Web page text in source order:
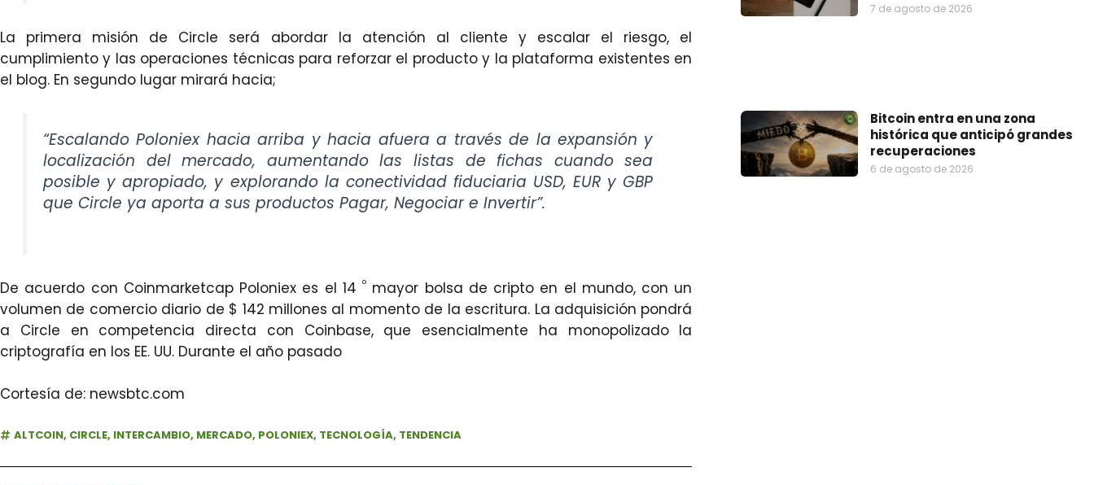
La primera misión de Circle será abordar la atención al cliente y escalar el riesgo, el
cumplimiento y las operaciones técnicas para reforzar el producto y la plataforma existentes en
el blog. En segundo lugar mirará hacia;
“Escalando Poloniex hacia arriba y hacia afuera a través de la expansión y
localización del mercado, aumentando las listas de fichas cuando sea
posible y apropiado, y explorando la conectividad fiduciaria USD, EUR y GBP
que Circle ya aporta a sus productos Pagar, Negociar e Invertir”.
De acuerdo con Coinmarketcap Poloniex es el 14º mayor bolsa de cripto en el mundo, con un
volumen de comercio diario de $ 142 millones al momento de la escritura. La adquisición pondrá
a Circle en competencia directa con Coinbase, que esencialmente ha monopolizado la
criptografía en los EE. UU. Durante el año pasado
Cortesía de: newsbtc.com
ALTCOIN, CIRCLE, INTERCAMBIO, MERCADO, POLONIEX, TECNOLOGÍA, TENDENCIA
7 de agosto de 2026
Bitcoin entra en una zona
histórica que anticipó grandes
recuperaciones
6 de agosto de 2026